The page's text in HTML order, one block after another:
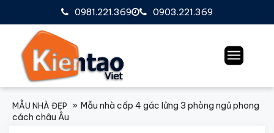
0903.221.369
0981.221.369
MẪU NHÀ ĐẸP
Mẫu nhà cấp 4 gác lửng 3 phòng ngủ phong
cách châu Âu